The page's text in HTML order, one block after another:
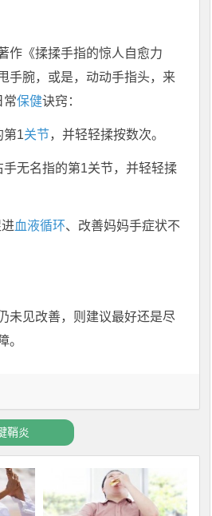
作《揉揉手指的惊人自愈力
手腕，或是，动动手指头，来
常保健诀窍：
第1关节，并轻轻揉按数次。
无名指的第1关节，并轻轻揉
血液循环、改善妈妈手症状不
未见改善，则建议最好还是尽
。
鞘炎